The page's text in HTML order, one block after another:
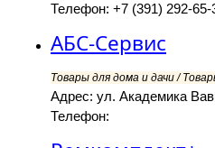
Телефон: +7 (391) 292-65-
АБС-Сервис
Товары для дома и дачи /
Адрес: ул. Академика
Телефон: